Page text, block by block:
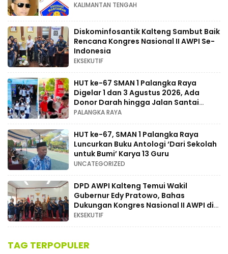
KALIMANTAN TENGAH
Diskominfosantik Kalteng Sambut Baik
Rencana Kongres Nasional II AWPI Se-
Indonesia
EKSEKUTIF
HUT ke-67 SMAN 1 Palangka Raya
Digelar 1 dan 3 Agustus 2026, Ada
Donor Darah hingga Jalan Santai
Berhadiah Doorprize
PALANGKA RAYA
HUT ke-67, SMAN 1 Palangka Raya
Luncurkan Buku Antologi ‘Dari Sekolah
untuk Bumi’ Karya 13 Guru
UNCATEGORIZED
DPD AWPI Kalteng Temui Wakil
Gubernur Edy Pratowo, Bahas
Dukungan Kongres Nasional II AWPI di
Kalimantan Tengah
EKSEKUTIF
TAG TERPOPULER